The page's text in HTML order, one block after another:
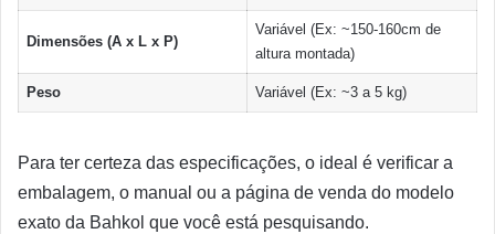
Dimensões (A x L x P)
Variável (Ex: ~150-160cm de
altura montada)
Peso Variável (Ex: ~3 a 5 kg)
Para ter certeza das especificações, o ideal é verificar a
embalagem, o manual ou a página de venda do modelo
exato da Bahkol que você está pesquisando.